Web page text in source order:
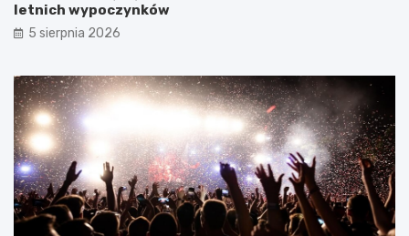
!m
s
r
o
s
t
y
B
a
b
i
letnich wypoczynków
5 sierpnia 2026